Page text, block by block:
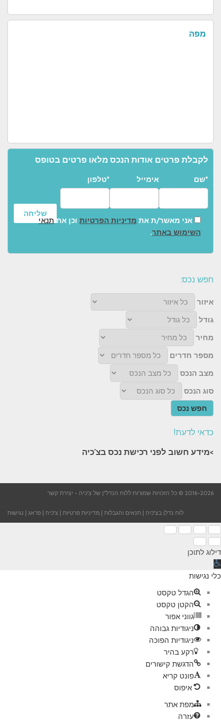
מפה
לקבלת פרטים אודות הנכס מלאו פרטים בטופס
שם* אימייל טלפון*
אני מאשר/ת את מדיניות הפרטיות וכן את תנאי
השימוש באתר.
חפש נכס:
איזור
גודל
מחיר
מספר חדרים
מצב הנכס
סוג הנכס
חפש נכס
כדאי לדעת!
>מידע חשוב לפני רכישת נכס בצ'כיה​
2016-2026 © כל הזכויות שמורות ללוח הנדל"ן של צ'כיה - יצירת קשר
לוח נדלן בצ'כיה | תנאים והגבלות | מדיניות פרטיות | צ'כיה | פראג | נגישות
דילוג לתוכן
פתח
סרגל
כלי נגישות
הגדל טקסט
הקטן טקסט
גווני אפור
ניגודיות גבוהה
ניגודיות הפוכה
רקע בהיר
הדגשת קישורים
פונט קריא
איפוס
מפת אתר
עזרה